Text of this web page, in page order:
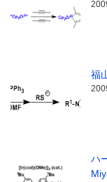
福
ハ